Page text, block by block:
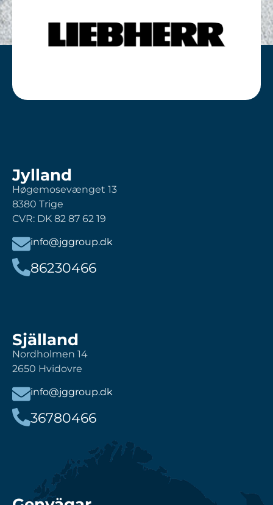
Jylland
Høgemosevænget 13
8380 Trige
CVR: DK 82 87 62 19
info@jggroup.dk
86230466
Själland
Nordholmen 14
2650 Hvidovre
info@jggroup.dk
36780466